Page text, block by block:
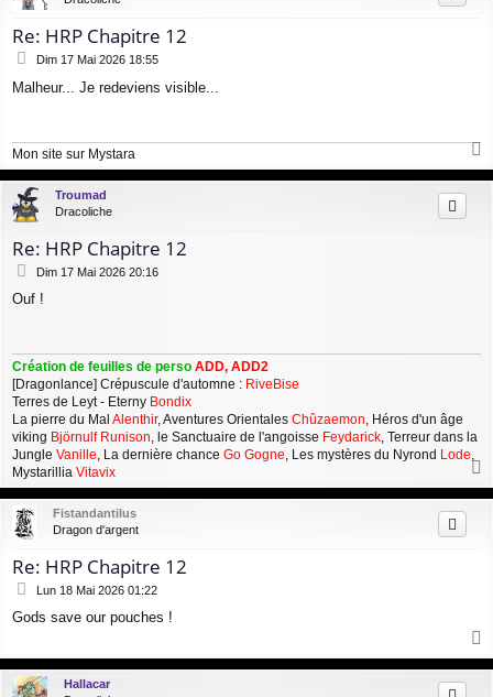
Re: HRP Chapitre 12
M
s
g
e
Dim 17 Mai 2026 18:55
Malheur... Je redeviens visible...
Mon site sur Mystara
a
u
Troumad
Dracoliche
Re: HRP Chapitre 12
M
s
g
e
Dim 17 Mai 2026 20:16
Ouf !
Création de feuilles de perso ADD, ADD2
[Dragonlance] Crépuscule d'automne : RiveBise
Terres de Leyt - Eterny Bondix
La pierre du Mal Alenthir, Aventures Orientales Chûzaemon , Héros d'un âge
viking Björnulf Runison , le Sanctuaire de l'angoisse Feydarick , Terreur dans la
Jungle Vanille , La dernière chance Go Gogne , Les mystères du Nyrond Lode
Mystarillia Vitavix
u
Fistandantilus
Dragon d'argent
Re: HRP Chapitre 12
M
s
g
e
Lun 18 Mai 2026 01:22
Gods save our pouches !
a
u
Hallacar